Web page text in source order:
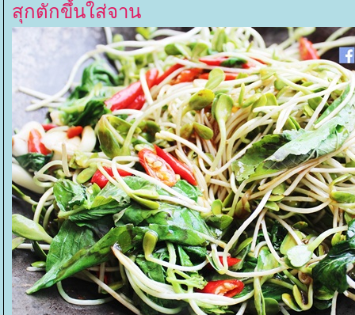
สุกตักขึ้นใส่จาน